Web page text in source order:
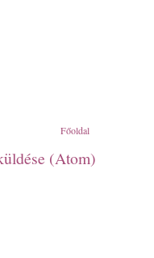
Főoldal
(Atom)